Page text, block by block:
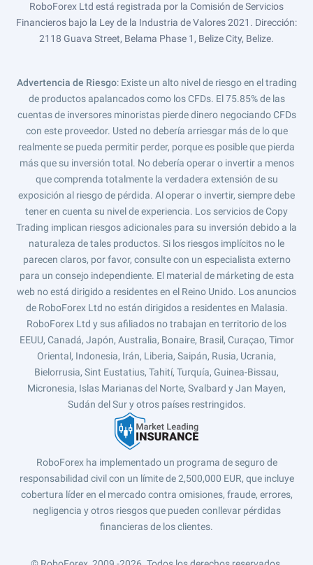
RoboForex Ltd está registrada por la Comisión de Servicios
Financieros bajo la Ley de la Industria de Valores 2021. Dirección:
2118 Guava Street, Belama Phase 1, Belize City, Belize.
Advertencia de Riesgo: Existe un alto nivel de riesgo en el trading
de productos apalancados como los CFDs. El 75.85% de las
cuentas de inversores minoristas pierde dinero negociando CFDs
con este proveedor. Usted no debería arriesgar más de lo que
realmente se pueda permitir perder, porque es posible que pierda
más que su inversión total. No debería operar o invertir a menos
que comprenda totalmente la verdadera extensión de su
exposición al riesgo de pérdida. Al operar o invertir, siempre debe
tener en cuenta su nivel de experiencia. Los servicios de Copy
Trading implican riesgos adicionales para su inversión debido a la
naturaleza de tales productos. Si los riesgos implícitos no le
parecen claros, por favor, consulte con un especialista externo
para un consejo independiente. El material de márketing de esta
web no está dirigido a residentes en el Reino Unido. Los anuncios
de RoboForex Ltd no están dirigidos a residentes en Malasia.
RoboForex Ltd y sus afiliados no trabajan en territorio de los
EEUU, Canadá, Japón, Australia, Bonaire, Brasil, Curaçao, Timor
Oriental, Indonesia, Irán, Liberia, Saipán, Rusia, Ucrania,
Bielorrusia, Sint Eustatius, Tahití, Turquía, Guinea-Bissau,
Micronesia, Islas Marianas del Norte, Svalbard y Jan Mayen,
Sudán del Sur y otros países restringidos.
RoboForex ha implementado un programa de seguro de
responsabilidad civil con un límite de 2,500,000 EUR, que incluye
cobertura líder en el mercado contra omisiones, fraude, errores,
negligencia y otros riesgos que pueden conllevar pérdidas
financieras de los clientes.